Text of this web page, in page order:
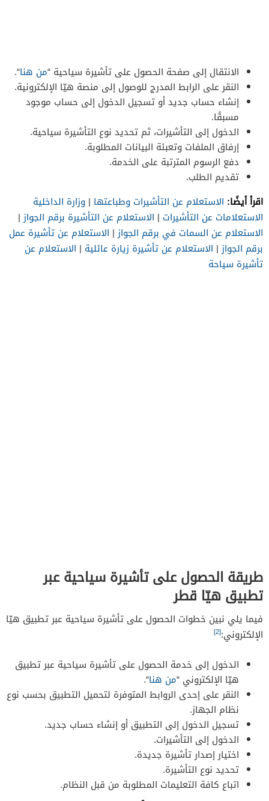
الانتقال إلى صفحة الحصول على تأشيرة سياحية “من هنا“.
النقر على الرابط المدرج للوصول إلى منصة هيّا الإلكترونية.
إنشاء حساب جديد أو تسجيل الدخول إلى حساب موجود
مسبقًا.
الدخول إلى التأشيرات، ثم تحديد نوع التأشيرة سياحية.
إرفاق الملفات وتعبئة البيانات المطلوبة.
دفع الرسوم المترتبة على الخدمة.
تقديم الطلب.
اقرأ أيضًا: الاستعلام عن التأشيرات وطباعتها | وزارة الداخلية
الاستعلامات عن التأشيرات | الاستعلام عن التأشيرة برقم الجواز|
الاستعلام عن السمات في برقم الجواز| الاستعلام عن تأشيرة عمل
برقم الجواز| الاستعلام عن تأشيرة زيارة عائلية | الاستعلام عن
تأشيرة سياحة
طريقة الحصول على تأشيرة سياحية عبر
تطبيق هيّا قطر
فيما يلي نبين خطوات الحصول على تأشيرة سياحية عبر تطبيق هيّا
الإلكتروني:[2]
الدخول إلى خدمة الحصول على تأشيرة سياحية عبر تطبيق
هيّا الإلكتروني “من هنا“.
النقر على إحدى الروابط المتوفرة لتحميل التطبيق بحسب نوع
نظام الجهاز.
تسجيل الدخول إلى التطبيق أو إنشاء حساب جديد.
الدخول إلى التأشيرات.
اختيار إصدار تأشيرة جديدة.
تحديد نوع التأشيرة.
اتباع كافة التعليمات المطلوبة من قبل النظام.